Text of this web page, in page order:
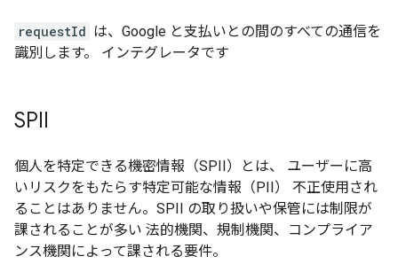
requestId は、Google と支払いとの間のすべての通信を
識別します。 インテグレータです
SPII
個人を特定できる機密情報（SPII）とは、 ユーザーに高
いリスクをもたらす特定可能な情報（PII） 不正使用され
ることはありません。SPII の取り扱いや保管には制限が
課されることが多い 法的機関、規制機関、コンプライア
ンス機関によって課される要件。